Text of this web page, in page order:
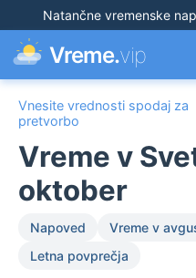
Natančne vremenske
Vreme.vip
Vnesite vrednosti spodaj za
pretvorbo
Vreme v
oktober
Napoved Vreme v
Letna povprečja